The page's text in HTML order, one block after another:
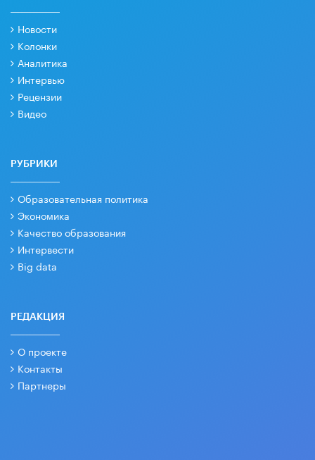
Новости
Колонки
Аналитика
Интервью
Рецензии
Видео
РУБРИКИ
Образовательная политика
Экономика
Качество образования
Интервести
Big data
РЕДАКЦИЯ
О проекте
Контакты
Партнеры